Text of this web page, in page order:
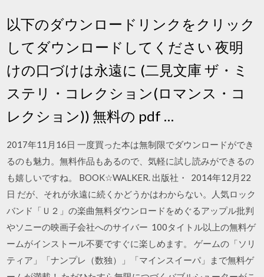
以下のダウンロードリンクをクリック
してダウンロードしてください 夜明
けの口づけは永遠に (二見文庫 ザ・ミ
ステリ・コレクション(ロマンス・コ
レクション)) 無料の pdf …
2017年11月16日 一度買った本は無制限でダウンロードができ
るのも魅力。無料作品もあるので、気軽に試し読みができるの
も嬉しいですね。 BOOK☆WALKER. 出版社・ 2014年12月22
日 だが、それが永遠に続くかどうかはわからない。人気ロック
バンド「Ｕ２」の楽曲無料ダウンロードをめぐるアップル批判
やソニーの映画子会社へのサイバー 100タイトル以上の無料ゲ
ームがインストール不要ですぐに楽しめます。 ゲームの「ソリ
ティア」「ナンプレ（数独）」「マインスイーパ」まで無料ゲ